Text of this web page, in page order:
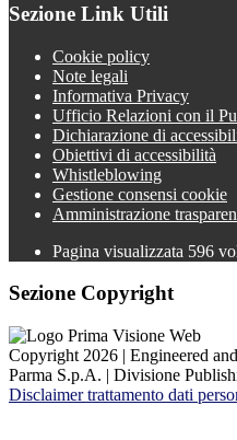
Sezione Link Utili
Cookie policy
Note legali
Informativa Privacy
Ufficio Relazioni con il
Dichiarazione di
Obiettivi di accessibilità
Whistleblowing
Gestione consensi cookie
Amministrazione
Pagina visualizzata 596
Sezione Copyright
Copyright 2026 | Engineered
Parma S.p.A. | Divisione
Disclaimer trattamento dati